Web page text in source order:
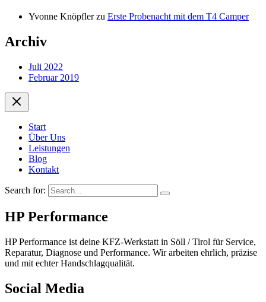
Yvonne Knöpflerzu Erste Probenacht mit dem T4 Camper
Archiv
Juli 2022
Februar 2019
Start
Über Uns
Leistungen
Blog
Kontakt
Search for:
HP Performance
HP Performance ist deine KFZ-Werkstatt in Söll / Tirol für Service,
Reparatur, Diagnose und Performance. Wir arbeiten ehrlich, präzise
und mit echter Handschlagqualität.
Social Media